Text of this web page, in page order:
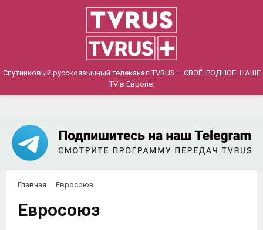
MENU
Спутниковый русскоязычный телеканал TVRUS – СВОЁ. РОДНОЕ. НАШЕ
TV в Европе.
Главная Евросоюз
Евросоюз